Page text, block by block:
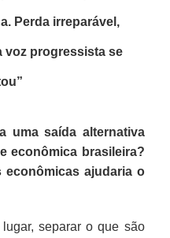
Perda irreparável,
voz progressista se
”
uma saída alternativa
econômica brasileira?
ajudaria o
separar o que são